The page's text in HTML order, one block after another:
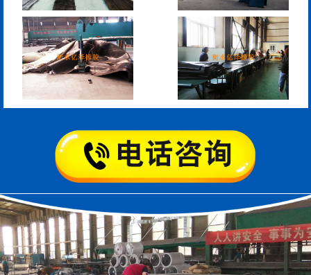
模数式160、240、320伸
缩缝
SF梳型伸缩缝
板式橡胶伸缩缝 C型桥梁伸缩缝